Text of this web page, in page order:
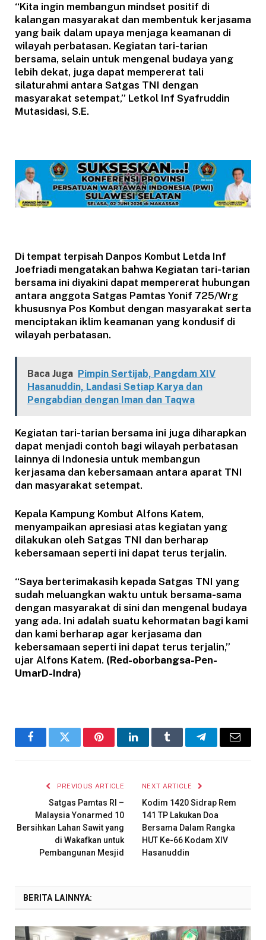
“Kita ingin membangun mindset positif di
kalangan masyarakat dan membentuk kerjasama
yang baik dalam upaya menjaga keamanan di
wilayah perbatasan. Kegiatan tari-tarian
bersama, selain untuk mengenal budaya yang
lebih dekat, juga dapat mempererat tali
silaturahmi antara Satgas TNI dengan
masyarakat setempat,” Letkol Inf Syafruddin
Mutasidasi, S.E.
Di tempat terpisah Danpos Kombut Letda Inf
Joefriadi mengatakan bahwa Kegiatan tari-tarian
bersama ini diyakini dapat mempererat hubungan
antara anggota Satgas Pamtas Yonif 725/Wrg
khususnya Pos Kombut dengan masyarakat serta
menciptakan iklim keamanan yang kondusif di
wilayah perbatasan.
Baca Juga Pimpin Sertijab, Pangdam XIV
Hasanuddin, Landasi Setiap Karya dan
Pengabdian dengan Iman dan Taqwa
Kegiatan tari-tarian bersama ini juga diharapkan
dapat menjadi contoh bagi wilayah perbatasan
lainnya di Indonesia untuk membangun
kerjasama dan kebersamaan antara aparat TNI
dan masyarakat setempat.
Kepala Kampung Kombut Alfons Katem,
menyampaikan apresiasi atas kegiatan yang
dilakukan oleh Satgas TNI dan berharap
kebersamaan seperti ini dapat terus terjalin.
“Saya berterimakasih kepada Satgas TNI yang
sudah meluangkan waktu untuk bersama-sama
dengan masyarakat di sini dan mengenal budaya
yang ada. Ini adalah suatu kehormatan bagi kami
dan kami berharap agar kerjasama dan
kebersamaan seperti ini dapat terus terjalin,”
ujar Alfons Katem. (Red-oborbangsa-Pen-
UmarD-Indra)
FacebookTwitter PinterestLinkedInTumblr TelegramEmail
PREVIOUS ARTICLE
Satgas Pamtas RI –
Malaysia Yonarmed 10
Bersihkan Lahan Sawit yang
di Wakafkan untuk
Pembangunan Mesjid
NEXT ARTICLE
Kodim 1420 Sidrap Rem
141 TP Lakukan Doa
Bersama Dalam Rangka
HUT Ke-66 Kodam XIV
Hasanuddin
BERITA LAINNYA: